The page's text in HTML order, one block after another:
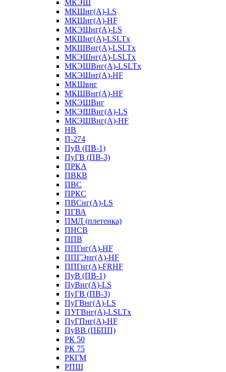
МКЭШ
МКШнг(А)-LS
МКШнг(А)-HF
МКЭШнг(А)-LS
МКШнг(А)-LSLTx
МКШВнг(A)-LSLTx
МКЭШнг(А)-LSLTx
МКЭШВнг(A)-LSLTx
МКЭШнг(А)-HF
МКШвнг
МКШВнг(А)-HF
МКЭШВнг
МКЭШВнг(А)-LS
МКЭШВнг(А)-HF
НВ
П-274
ПуВ (ПВ-1)
ПуГВ (ПВ-3)
ПРКА
ПВКВ
ПВС
ПРКС
ПВСнг(А)-LS
ПГВА
ПМЛ (плетенка)
ПНСВ
ППВ
ППГнг(А)-HF
ППГЭнг(А)-HF
ППГнг(А)-FRHF
ПуВ (ПВ-1)
ПуВнг(А)-LS
ПуГВ (ПВ-3)
ПуГВнг(А)-LS
ПУГВнг(А)-LSLTx
ПуГПнг(А)-HF
ПуВВ (ПБПП)
РК 50
РК 75
РКГМ
РПШ